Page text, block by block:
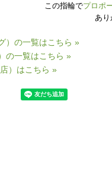
この指輪でプロポ
あり
）の一覧はこちら »
の一覧はこちら »
）はこちら »